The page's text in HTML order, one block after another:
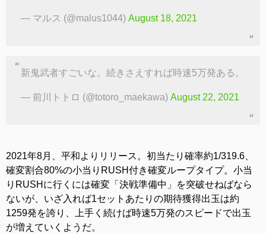
— マルス (@malus1044) August 18, 2021
新鬼武者すごいな。続きさえすれば時速5万発ある。
— 前川トトロ (@totoro_maekawa) August 22, 2021
2021年8月、平和よりリリース。初当たり確率約1/319.6、
確変割合80%の小当りRUSH付き確変ループタイプ。小当
りRUSHに行くには確変「決戦準備中」を突破せねばなら
ないが、いざ入れば1セットあたりの期待獲得出玉は約
1259発を誇り、上手く続けば時速5万発のスピードで出玉
が増えていくようだ。